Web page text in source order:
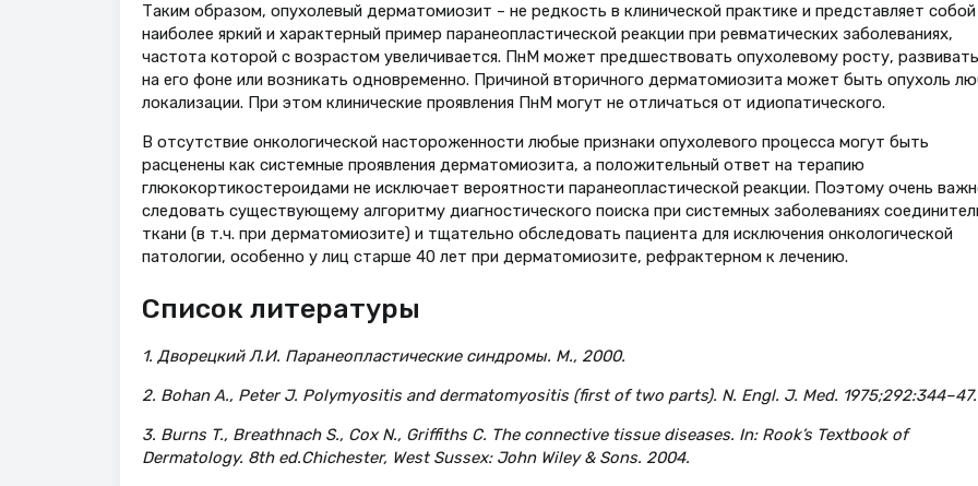
Таким образом, опухолевый дерматомиозит – не редкость в клинической практике и представляет собой
наиболее яркий и характерный пример паранеопластической реакции при ревматических заболеваниях,
частота которой с возрастом увеличивается. ПнМ может предшествовать опухолевому росту,
на его фоне или возникать одновременно. Причиной вторичного дерматомиозита может быть опухоль
локализации. При этом клинические проявления ПнМ могут не отличаться от идиопатического.
В отсутствие онкологической настороженности любые признаки опухолевого процесса могут быть
расценены как системные проявления дерматомиозита, а положительный ответ на терапию
глюкокортикостероидами не исключает вероятности паранеопластической реакции. Поэтому очень
следовать существующему алгоритму диагностического поиска при системных заболеваниях
ткани (в т.ч. при дерматомиозите) и тщательно обследовать пациента для исключения онкологической
патологии, особенно у лиц старше 40 лет при дерматомиозите, рефрактерном к лечению.
Список литературы
1. Дворецкий Л.И. Паранеопластические синдромы. М., 2000.
2. Bohan A., Peter J. Polymyositis and dermatomyositis (first of two parts). N. Engl. J. Med. 1975;292:344–47.
3. Burns T., Breathnach S., Cox N., Griffiths C. The connective tissue diseases. In: Rook’s Textbook of
Dermatology. 8th ed.Chichester, West Sussex: John Wiley & Sons. 2004.